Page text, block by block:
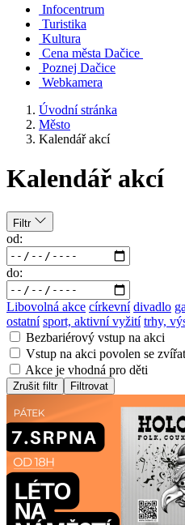
Infocentrum
Turistika
Kultura
Cena města Dačice
Poznej Dačice
Webkamera
Úvodní stránka
Město
Kalendář akcí
Kalendář akcí
Filtr
od:
do:
Libovolná akce církevní divadlo
ostatní sport, aktivní vyžití trhy,
Bezbariérový vstup na akci
Vstup na akci povolen se
Akce je vhodná pro děti
Zrušit filtr Filtrovat